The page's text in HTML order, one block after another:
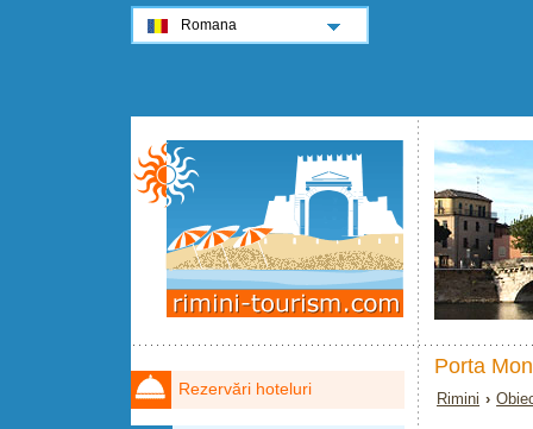
Porta
Rimini ›
Rezervări hoteluri
Romana